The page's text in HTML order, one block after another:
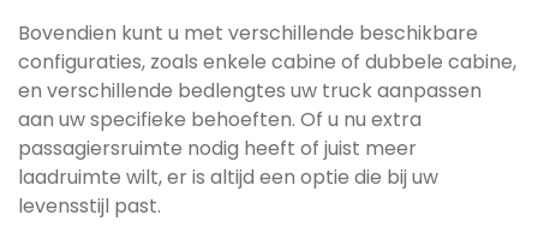
Bovendien kunt u met verschillende beschikbare
configuraties, zoals enkele cabine of dubbele cabine,
en verschillende bedlengtes uw truck aanpassen
aan uw specifieke behoeften. Of u nu extra
passagiersruimte nodig heeft of juist meer
laadruimte wilt, er is altijd een optie die bij uw
levensstijl past.